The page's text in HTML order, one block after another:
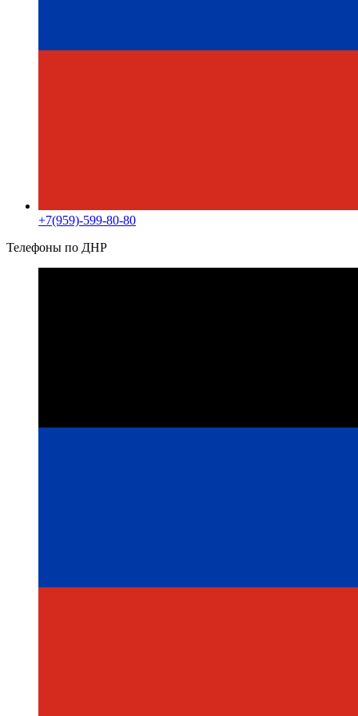
+7(959)-599-80-80
Телефоны по ДНР